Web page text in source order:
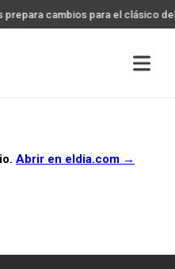
prepara cambios para el clásico
Abrir en eldia.com →